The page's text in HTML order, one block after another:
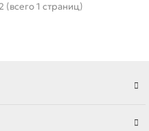
(всего 1 страниц)